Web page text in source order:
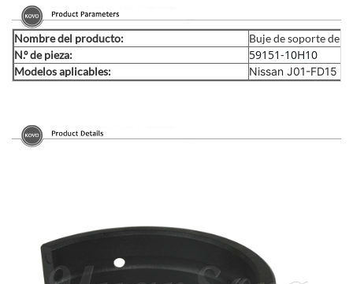
Nombre del producto:
Buje de soporte del
N.º de pieza:
59151-10H10
Modelos aplicables: Nissan J01-FD15